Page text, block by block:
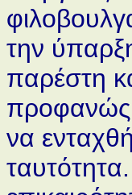
την
παρέστη
προφανώς
να